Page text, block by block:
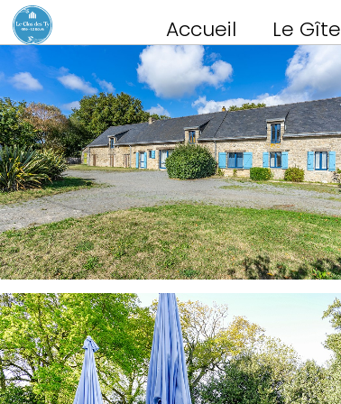
Accueil Le Gîte